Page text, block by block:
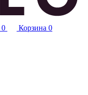
0 Корзина 0